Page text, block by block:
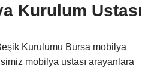
Kurulum Ustası
Kurulumu Bursa mobilya
mobilya ustası arayanlara